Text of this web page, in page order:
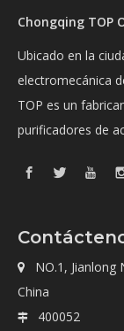
Chongqing TOP
Ubicado en la
electromecánica
TOP es un
purificadores de

NO.1, Jianlong
China
 400052